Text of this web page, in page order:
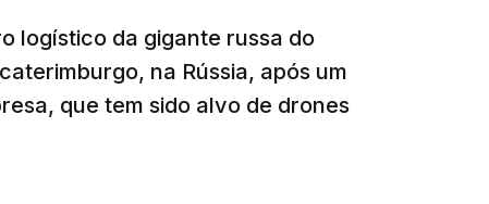
logístico da gigante russa do
na Rússia, após um
que tem sido alvo de drones